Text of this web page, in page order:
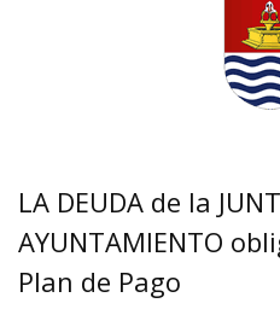
LA DEUDA de la
AYUNTAMIENTO
Plan de Pago